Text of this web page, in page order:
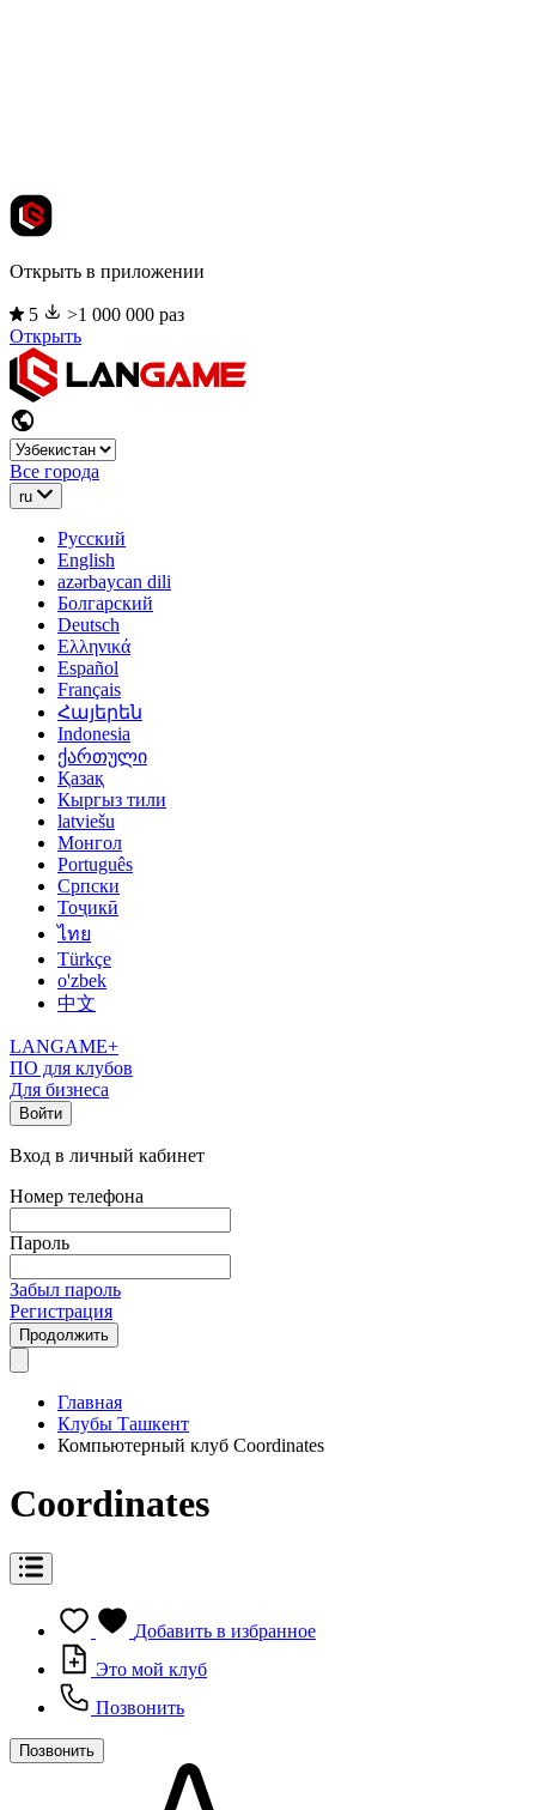
Открыть в приложении
5
>1 000 000 раз
Открыть
Все города
ru
Русский
English
azərbaycan dili
Болгарский
Deutsch
Ελληνικά
Español
Français
Հայերեն
Indonesia
ქართული
Қазақ
Кыргыз тили
latviešu
Монгол
Português
Српски
Тоҷикӣ
ไทย
Türkçe
o'zbek
中文
LANGAME+
ПО для клубов
Для бизнеса
Войти
Вход в личный кабинет
Номер телефона
Пароль
Забыл пароль
Регистрация
Продолжить
Главная
Клубы Ташкент
Компьютерный клуб Coordinates
Coordinates
Добавить в избранное
Это мой клуб
Позвонить
Позвонить